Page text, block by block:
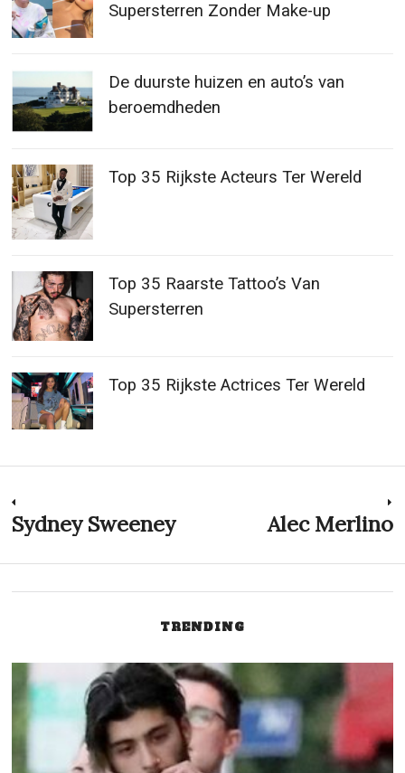
Supersterren Zonder Make-up
De duurste huizen en auto’s van
beroemdheden
Top 35 Rijkste Acteurs Ter Wereld
Top 35 Raarste Tattoo’s Van
Supersterren
Top 35 Rijkste Actrices Ter Wereld
Post
navigation
Previous
Sydney Sweeney Alec Merlino
TRENDING